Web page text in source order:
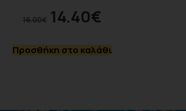
16.00€ 14.40€
Προσθήκη στο καλάθι